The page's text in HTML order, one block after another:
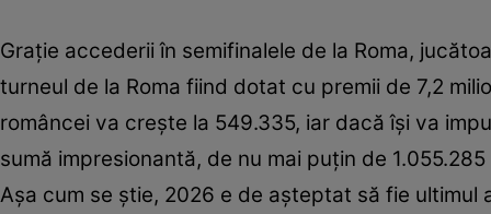
Grație accederii în semifinalele de la Roma,
turneul de la Roma fiind dotat cu premii de 7,2
româncei va crește la 549.335, iar dacă își va
sumă impresionantă, de nu mai puțin de 1.055.285
Așa cum se știe, 2026 e de așteptat să fie ultimul